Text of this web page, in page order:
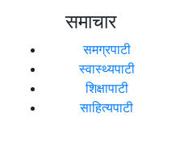
समाचार
समग्रपाटी
स्वास्थ्यपाटी
शिक्षापाटी
साहित्यपाटी